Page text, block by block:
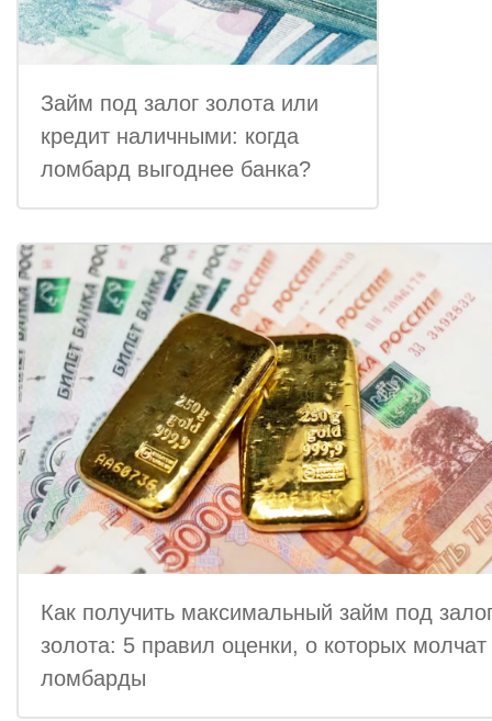
Займ под залог золота или
кредит наличными: когда
ломбард выгоднее банка?
Как получить максимальный займ под
золота: 5 правил оценки, о которых молчат
ломбарды